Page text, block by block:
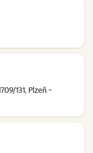
131, Plzeň -